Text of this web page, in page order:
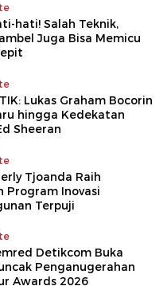
hati! Salah Teknik,
Juga Bisa Memicu
Lukas Graham Bocorin
hingga Kedekatan
Sheeran
Tjoanda Raih
Program Inovasi
Terpuji
Detikcom Buka
Penganugerahan
Awards 2026